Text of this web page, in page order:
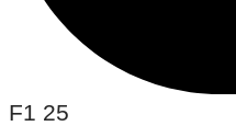
F1 25